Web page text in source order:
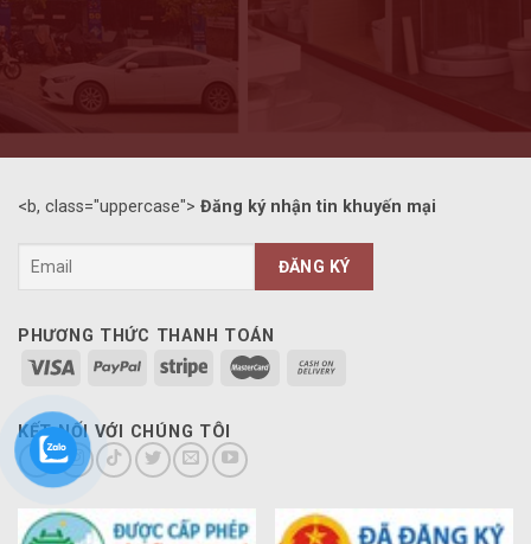
<b, class="uppercase"> Đăng ký nhận tin khuyến mại
PHƯƠNG THỨC THANH TOÁN
KẾT NỐI VỚI CHÚNG TÔI